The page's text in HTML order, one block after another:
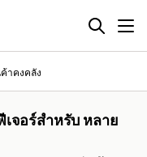
าคงคลัง
จอร์สำหรับ หลาย